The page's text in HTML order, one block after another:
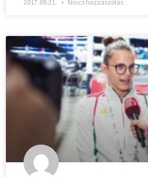
2017.09.21. Nincs hozzászólás